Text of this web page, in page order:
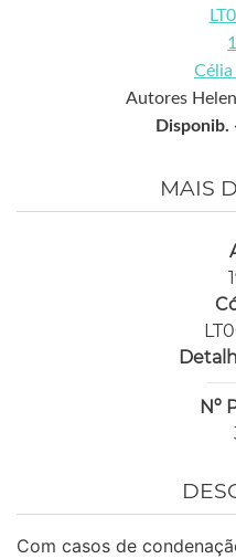
Autores
Disponib.
MAIS
Nº
Com casos de